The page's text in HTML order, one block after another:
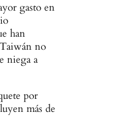
gasto en
han
no
niega a
por
más de